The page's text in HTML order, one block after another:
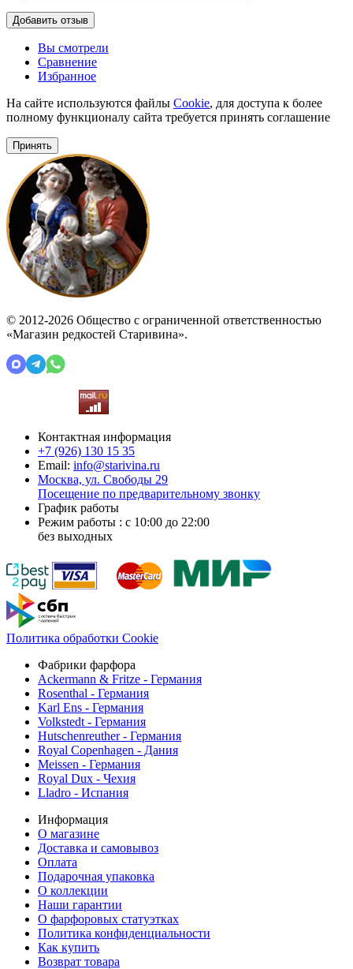
Добавить отзыв
Вы смотрели
Сравнение
Избранное
На сайте используются файлы Cookie, для доступа к более
полному функционалу сайта требуется принять соглашение
Принять
© 2012-2026 Общество с ограниченной ответственностью
«Магазин редкостей Старивина».
Контактная информация
+7 (926) 130 15 35
Email: info@starivina.ru
Москва, ул. Свободы 29
Посещение по предварительному звонку
График работы
Режим работы : с 10:00 до 22:00
без выходных
Политика обработки Cookie
Фабрики фарфора
Ackermann & Fritze - Германия
Rosenthal - Германия
Karl Ens - Германия
Volkstedt - Германия
Hutschenreuther - Германия
Royal Copenhagen - Дания
Meissen - Германия
Royal Dux - Чехия
Lladro - Испания
Информация
О магазине
Доставка и самовывоз
Оплата
Подарочная упаковка
О коллекции
Наши гарантии
О фарфоровых статуэтках
Политика конфиденциальности
Как купить
Возврат товара